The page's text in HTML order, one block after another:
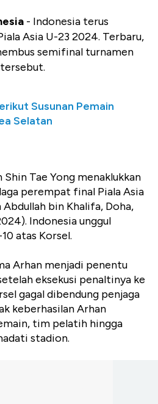
- Indonesia terus
Asia U-23 2024. Terbaru,
semifinal turnamen
Susunan Pemain
Selatan
Tae Yong menaklukkan
perempat final Piala Asia
bin Khalifa, Doha,
Indonesia unggul
atas Korsel.
Arhan menjadi penentu
eksekusi penaltinya ke
gagal dibendung penjaga
keberhasilan Arhan
tim pelatih hingga
stadion.